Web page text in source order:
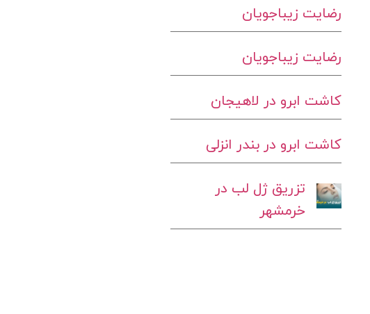
رضایت زیباجویان
رضایت زیباجویان
کاشت ابرو در لاهیجان
کاشت ابرو در بندر انزلی
تزریق ژل لب در
خرمشهر